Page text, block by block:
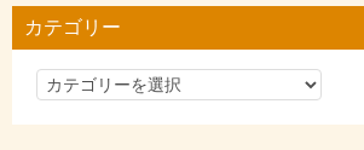
カテゴリー
カ